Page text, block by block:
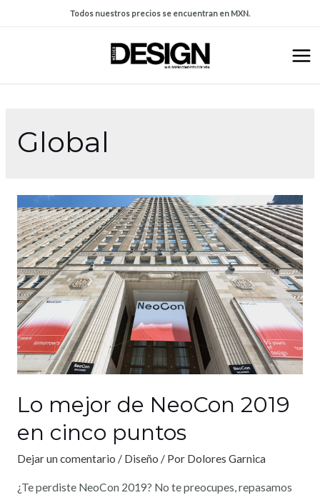
Todos nuestros precios se encuentran en MXN.
Global
Lo mejor de NeoCon 2019
en cinco puntos
Dejar un comentario / Diseño / Por Dolores Garnica
¿Te perdiste NeoCon 2019? No te preocupes, repasamos